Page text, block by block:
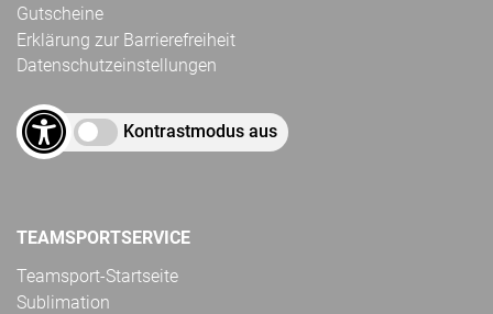
Gutscheine
Erklärung zur Barrierefreiheit
Datenschutzeinstellungen
Kontrastmodus aus
TEAMSPORTSERVICE
Teamsport-Startseite
Sublimation